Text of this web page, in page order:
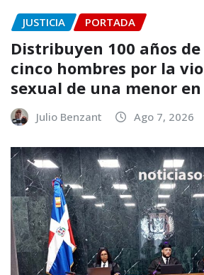
JUSTICIA PORTADA
Distribuyen 100 años
cinco hombres por la
sexual de una menor en
Julio Benzant Ago 7, 2026